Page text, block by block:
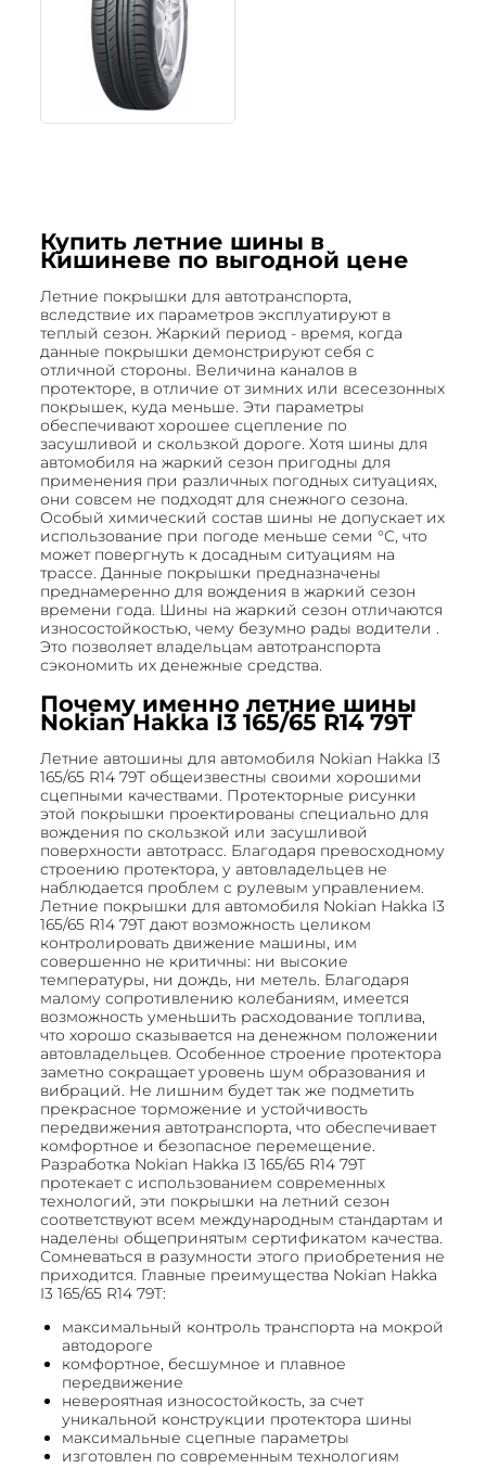
Купить летние шины в
Кишиневе по выгодной цене
Летние покрышки для автотранспорта,
вследствие их параметров эксплуатируют в
теплый сезон. Жаркий период - время, когда
данные покрышки демонстрируют себя с
отличной стороны. Величина каналов в
протекторе, в отличие от зимних или всесезонных
покрышек, куда меньше. Эти параметры
обеспечивают хорошее сцепление по
засушливой и скользкой дороге. Хотя шины для
автомобиля на жаркий сезон пригодны для
применения при различных погодных ситуациях,
они совсем не подходят для снежного сезона.
Особый химический состав шины не допускает их
использование при погоде меньше семи °С, что
может повергнуть к досадным ситуациям на
трассе. Данные покрышки предназначены
преднамеренно для вождения в жаркий сезон
времени года. Шины на жаркий сезон отличаются
износостойкостью, чему безумно рады водители .
Это позволяет владельцам автотранспорта
сэкономить их денежные средства.
Почему именно летние шины
Nokian Hakka I3 165/65 R14 79T
Летние автошины для автомобиля Nokian Hakka I3
165/65 R14 79T общеизвестны своими хорошими
сцепными качествами. Протекторные рисунки
этой покрышки проектированы специально для
вождения по скользкой или засушливой
поверхности автотрасс. Благодаря превосходному
строению протектора, у автовладельцев не
наблюдается проблем с рулевым управлением.
Летние покрышки для автомобиля Nokian Hakka I3
165/65 R14 79T дают возможность целиком
контролировать движение машины, им
совершенно не критичны: ни высокие
температуры, ни дождь, ни метель. Благодаря
малому сопротивлению колебаниям, имеется
возможность уменьшить расходование топлива,
что хорошо сказывается на денежном положении
автовладельцев. Особенное строение протектора
заметно сокращает уровень шум образования и
вибраций. Не лишним будет так же подметить
прекрасное торможение и устойчивость
передвижения автотранспорта, что обеспечивает
комфортное и безопасное перемещение.
Разработка Nokian Hakka I3 165/65 R14 79T
протекает с использованием современных
технологий, эти покрышки на летний сезон
соответствуют всем международным стандартам и
наделены общепринятым сертификатом качества.
Сомневаться в разумности этого приобретения не
приходится. Главные преимущества Nokian Hakka
I3 165/65 R14 79T:
максимальный контроль транспорта на мокрой
автодороге
комфортное, бесшумное и плавное
передвижение
невероятная износостойкость, за счет
уникальной конструкции протектора шины
максимальные сцепные параметры
изготовлен по современным технологиям